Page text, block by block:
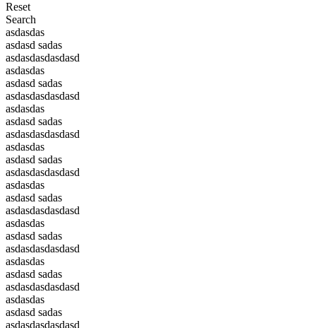
Reset
Search
asdasdas
asdasd sadas
asdasdasdasdasd
asdasdas
asdasd sadas
asdasdasdasdasd
asdasdas
asdasd sadas
asdasdasdasdasd
asdasdas
asdasd sadas
asdasdasdasdasd
asdasdas
asdasd sadas
asdasdasdasdasd
asdasdas
asdasd sadas
asdasdasdasdasd
asdasdas
asdasd sadas
asdasdasdasdasd
asdasdas
asdasd sadas
asdasdasdasdasd